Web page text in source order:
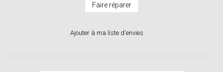
Faire réparer
Ajouter à ma liste d'envies